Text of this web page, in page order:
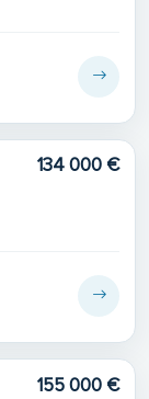
134 000 €
155 000 €